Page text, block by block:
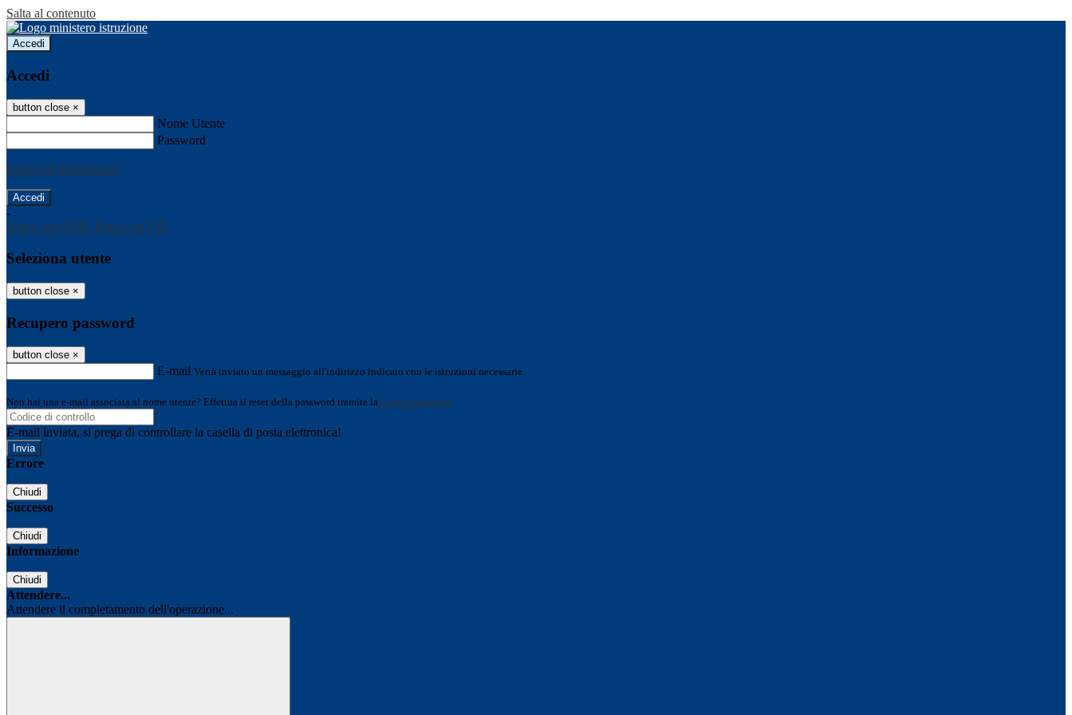
Salta al contenuto
Accedi
Accedi
button close ×
Nome Utente
Password
Password dimenticata?
-
Entra con SPID Entra con CIE
Seleziona utente
button close ×
Recupero password
button close ×
E-mail Verrà inviato un messaggio all'indirizzo indicato con le istruzioni necessarie.
Non hai una e-mail associata al nome utente? Effettua il reset della password tramite la Login Spaggiari
E-mail inviata, si prega di controllare la casella di posta elettronica!
Errore
Chiudi
Successo
Chiudi
Informazione
Chiudi
Attendere...
Attendere il completamento dell'operazione...